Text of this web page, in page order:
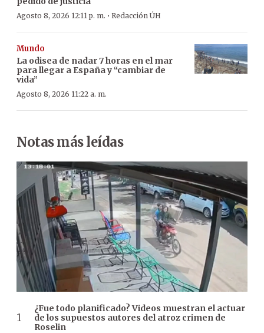
Agosto 8, 2026 12:11 p. m. · Redacción ÚH
Mundo
La odisea de nadar 7 horas en el mar
para llegar a España y “cambiar de
vida”
Agosto 8, 2026 11:22 a. m.
Notas más leídas
¿Fue todo planificado? Videos muestran el actuar
de los supuestos autores del atroz crimen de
Roselin